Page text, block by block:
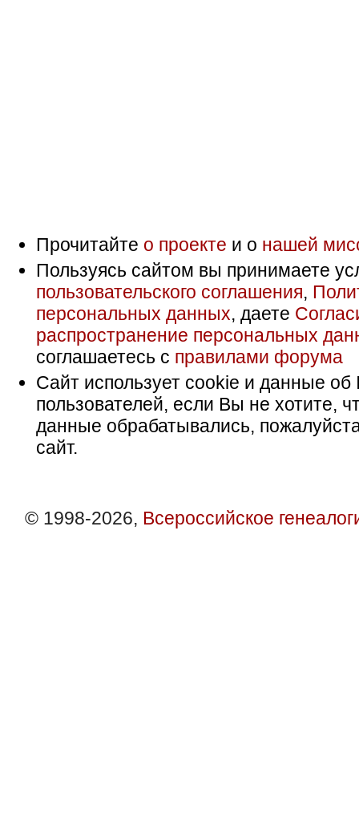
Прочитайте о проекте и о нашей
Пользуясь сайтом вы принимаете
пользовательского соглашения,
персональных данных, даете
распространение персональных
соглашаетесь с правилами форума
Сайт использует cookie и данные об
пользователей, если Вы не хотите,
данные обрабатывались,
сайт.
© 1998-2026, Всероссийское